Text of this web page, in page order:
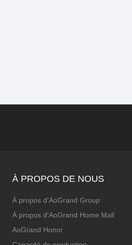
À PROPOS DE NOUS
À propos d'AoGrand Group
À propos d'AoGrand Home Mall
AoGrand Honor